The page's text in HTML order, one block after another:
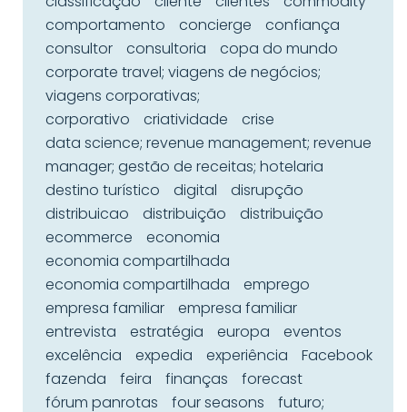
comportamento
concierge
confiança
consultor
consultoria
copa do mundo
corporate travel; viagens de negócios;
viagens corporativas;
corporativo
criatividade
crise
data science; revenue management; revenue
manager; gestão de receitas; hotelaria
destino turístico
digital
disrupção
distribuicao
distribuição
distribuição
ecommerce
economia
economia compartilhada
economia compartilhada
emprego
empresa familiar
empresa familiar
entrevista
estratégia europa
eventos
excelência
expedia experiência
Facebook
fazenda
feira finanças
forecast
fórum panrotas
four seasons
futuro;